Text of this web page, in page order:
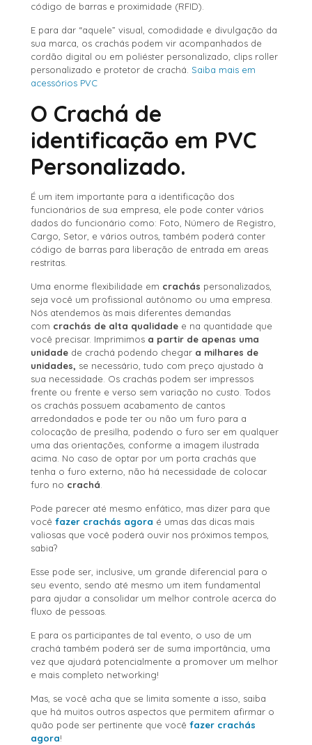
código de barras e proximidade (RFID).
E para dar “aquele” visual, comodidade e divulgação da
sua marca, os crachás podem vir acompanhados de
cordão digital ou em poliéster personalizado, clips roller
personalizado e protetor de crachá.Saiba mais em
acessórios PVC
O Crachá de
identificação em PVC
Personalizado.
É um item importante para a identificação dos
funcionários de sua empresa, ele pode conter vários
dados do funcionário como: Foto, Número de Registro,
Cargo, Setor, e vários outros, também poderá conter
código de barras para liberação de entrada em areas
restritas.
Uma enorme flexibilidade em crachás personalizados,
seja você um profissional autônomo ou uma empresa.
Nós atendemos às mais diferentes demandas
com crachás de alta qualidade e na quantidade que
você precisar. Imprimimos a partir de apenas uma
unidade de crachá podendo chegar a milhares de
unidades, se necessário, tudo com preço ajustado à
sua necessidade. Os crachás podem ser impressos
frente ou frente e verso sem variação no custo. Todos
os crachás possuem acabamento de cantos
arredondados e pode ter ou não um furo para a
colocação de presilha, podendo o furo ser em qualquer
uma das orientações, conforme a imagem ilustrada
acima. No caso de optar por um porta crachás que
tenha o furo externo, não há necessidade de colocar
furo no crachá.
Pode parecer até mesmo enfático, mas dizer para que
vocêfazer crachás agora é umas das dicas mais
valiosas que você poderá ouvir nos próximos tempos,
sabia?
Esse pode ser, inclusive, um grande diferencial para o
seu evento, sendo até mesmo um item fundamental
para ajudar a consolidar um melhor controle acerca do
fluxo de pessoas.
E para os participantes de tal evento, o uso de um
crachá também poderá ser de suma importância, uma
vez que ajudará potencialmente a promover um melhor
e mais completo networking!
Mas, se você acha que se limita somente a isso, saiba
que há muitos outros aspectos que permitem afirmar o
quão pode ser pertinente que vocêfazer crachás
agora!